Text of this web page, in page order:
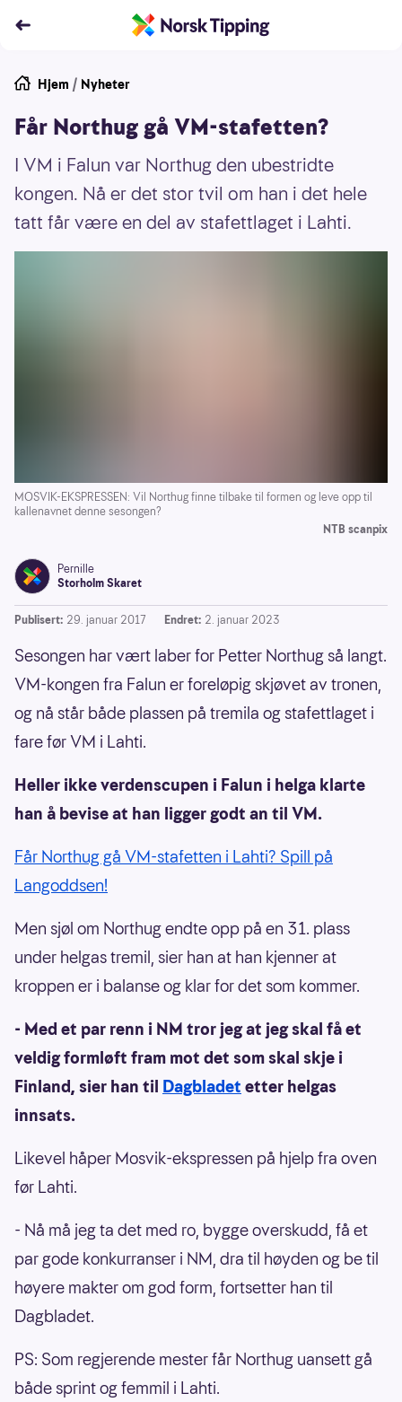
Hjem / Nyheter
Får Northug gå VM-stafetten?
I VM i Falun var Northug den ubestridte
kongen. Nå er det stor tvil om han i det hele
tatt får være en del av stafettlaget i Lahti.
MOSVIK-EKSPRESSEN: Vil Northug finne tilbake til formen og leve opp til
kallenavnet denne sesongen?
NTB scanpix
Pernille
Storholm Skaret
Publisert: 29. januar 2017 Endret: 2. januar 2023
Sesongen har vært laber for Petter Northug så langt.
VM-kongen fra Falun er foreløpig skjøvet av tronen,
og nå står både plassen på tremila og stafettlaget i
fare før VM i Lahti.
Heller ikke verdenscupen i Falun i helga klarte
han å bevise at han ligger godt an til VM.
Får Northug gå VM-stafetten i Lahti? Spill på
Langoddsen!
Men sjøl om Northug endte opp på en 31. plass
under helgas tremil, sier han at han kjenner at
kroppen er i balanse og klar for det som kommer.
- Med et par renn i NM tror jeg at jeg skal få et
veldig formløft fram mot det som skal skje i
Finland, sier han til Dagbladet etter helgas
innsats.
Likevel håper Mosvik-ekspressen på hjelp fra oven
før Lahti.
- Nå må jeg ta det med ro, bygge overskudd, få et
par gode konkurranser i NM, dra til høyden og be til
høyere makter om god form, fortsetter han til
Dagbladet.
PS: Som regjerende mester får Northug uansett gå
både sprint og femmil i Lahti.